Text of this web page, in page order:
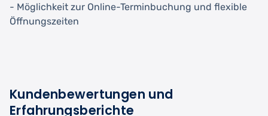
- Möglichkeit zur Online-Terminbuchung und flexible
Öffnungszeiten
Kundenbewertungen und
Erfahrungsberichte